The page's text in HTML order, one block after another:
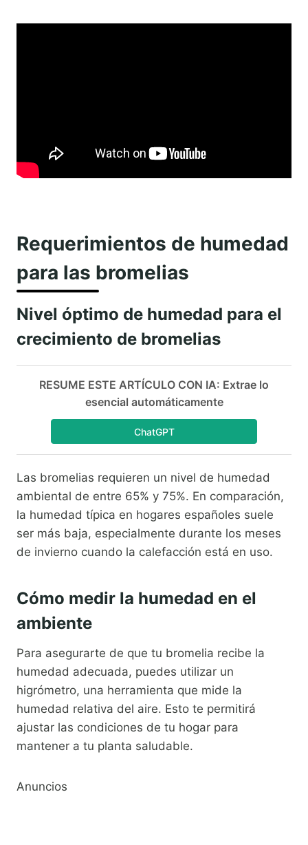
Requerimientos de humedad
para las bromelias
Nivel óptimo de humedad para el
crecimiento de bromelias
RESUME ESTE ARTÍCULO CON IA: Extrae lo
esencial automáticamente
ChatGPT
Las bromelias requieren un nivel de humedad
ambiental de entre 65% y 75%. En comparación,
la humedad típica en hogares españoles suele
ser más baja, especialmente durante los meses
de invierno cuando la calefacción está en uso.
Cómo medir la humedad en el
ambiente
Para asegurarte de que tu bromelia recibe la
humedad adecuada, puedes utilizar un
higrómetro, una herramienta que mide la
humedad relativa del aire. Esto te permitirá
ajustar las condiciones de tu hogar para
mantener a tu planta saludable.
Anuncios